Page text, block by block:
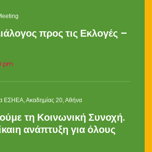
προς τις Εκλογές –
pm
ΕΣΗΕΑ, Ακαδημίας 20, Αθήνα
τη Κοινωνική Συνοχή.
ανάπτυξη για όλους